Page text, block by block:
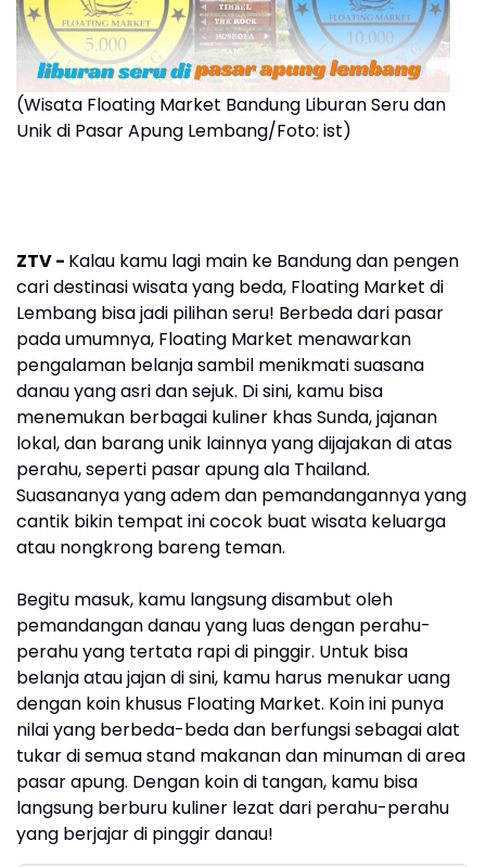
(Wisata Floating Market Bandung Liburan Seru dan
Unik di Pasar Apung Lembang/Foto: ist)
ZTV - Kalau kamu lagi main ke Bandung dan pengen
cari destinasi wisata yang beda, Floating Market di
Lembang bisa jadi pilihan seru! Berbeda dari pasar
pada umumnya, Floating Market menawarkan
pengalaman belanja sambil menikmati suasana
danau yang asri dan sejuk. Di sini, kamu bisa
menemukan berbagai kuliner khas Sunda, jajanan
lokal, dan barang unik lainnya yang dijajakan di atas
perahu, seperti pasar apung ala Thailand.
Suasananya yang adem dan pemandangannya yang
cantik bikin tempat ini cocok buat wisata keluarga
atau nongkrong bareng teman.
Begitu masuk, kamu langsung disambut oleh
pemandangan danau yang luas dengan perahu-
perahu yang tertata rapi di pinggir. Untuk bisa
belanja atau jajan di sini, kamu harus menukar uang
dengan koin khusus Floating Market. Koin ini punya
nilai yang berbeda-beda dan berfungsi sebagai alat
tukar di semua stand makanan dan minuman di area
pasar apung. Dengan koin di tangan, kamu bisa
langsung berburu kuliner lezat dari perahu-perahu
yang berjajar di pinggir danau!